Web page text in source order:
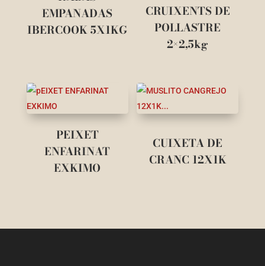
EMPANADAS
IBERCOOK 5X1KG
CRUIXENTS DE
POLLASTRE
2×2,5kg
PEIXET
ENFARINAT
EXKIMO
CUIXETA DE
CRANC 12X1K